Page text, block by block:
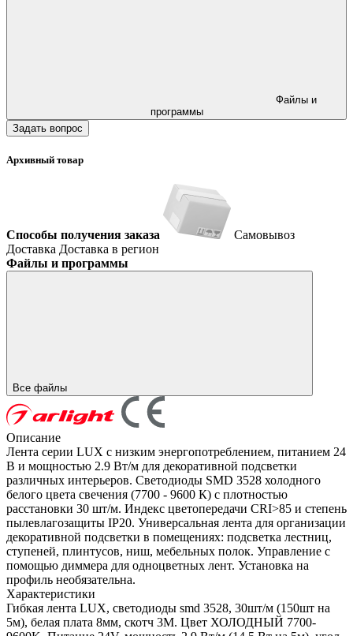
программы
Задать вопрос
Архивный товар
Способы получения заказа
Самовывоз
Доставка Доставка в регион
Файлы и программы
Все файлы
Описание
Лента серии LUX с низким энергопотреблением, питанием 24
В и мощностью 2.9 Вт/м для декоративной подсветки
различных интерьеров. Светодиоды SMD 3528 холодного
белого цвета свечения (7700 - 9600 К) с плотностью
расстановки 30 шт/м. Индекс цветопередачи CRI>85 и степень
пылевлагозащиты IP20. Универсальная лента для организации
декоративной подсветки в помещениях: подсветка лестниц,
ступеней, плинтусов, ниш, мебельных полок. Управление с
помощью диммера для одноцветных лент. Установка на
профиль необязательна.
Характеристики
Гибкая лента LUX, светодиоды smd 3528, 30шт/м (150шт на
5м), белая плата 8мм, скотч 3М. Цвет ХОЛОДНЫЙ 7700-